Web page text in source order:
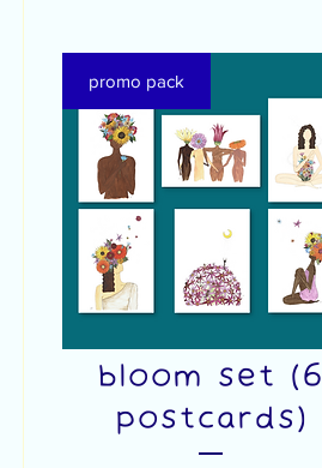
promo pack
bloom set (6
postcards)